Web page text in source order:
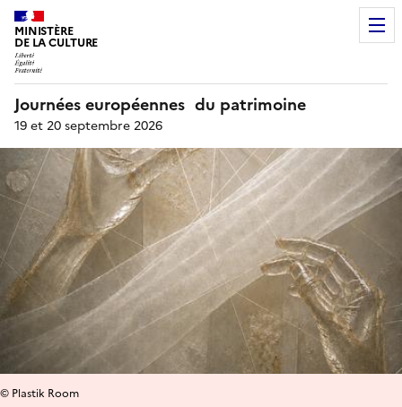
MINISTÈRE
DE LA CULTURE
Journées européennes du patrimoine
19 et 20 septembre 2026
© Plastik Room